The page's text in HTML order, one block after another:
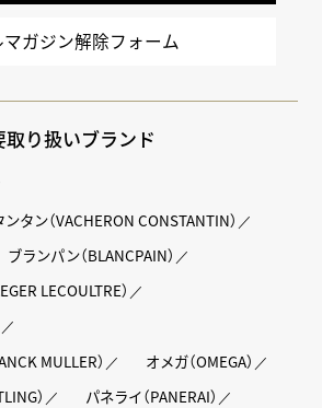
マガジン解除フォーム
取り扱いブランド
タン（VACHERON CONSTANTIN）
ブランパン（BLANCPAIN）
LECOULTRE）
MULLER）
オメガ（OMEGA）
）
パネライ（PANERAI）